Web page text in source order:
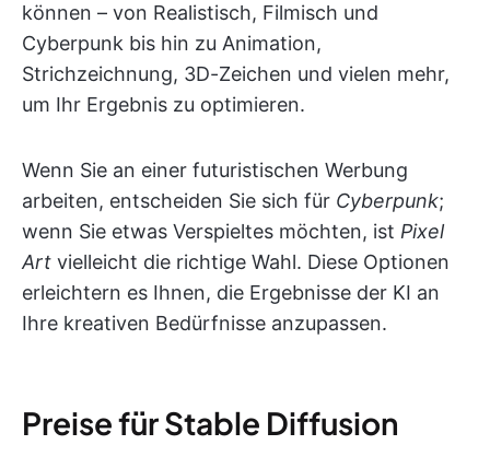
können – von Realistisch, Filmisch und
Cyberpunk bis hin zu Animation,
Strichzeichnung, 3D-Zeichen und vielen mehr,
um Ihr Ergebnis zu optimieren.
Wenn Sie an einer futuristischen Werbung
arbeiten, entscheiden Sie sich für Cyberpunk;
wenn Sie etwas Verspieltes möchten, ist Pixel
Art vielleicht die richtige Wahl. Diese Optionen
erleichtern es Ihnen, die Ergebnisse der KI an
Ihre kreativen Bedürfnisse anzupassen.
Preise für Stable Diffusion